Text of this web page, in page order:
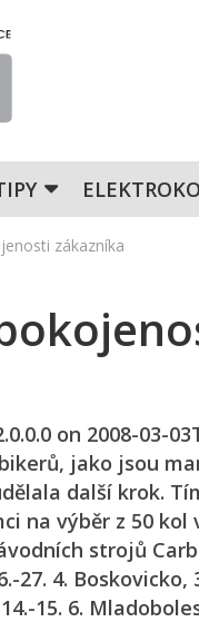
zákazníka
on 2008-03-
jako jsou
další krok.
na výběr z 50
strojů
4. Boskovicko,
15. 6.